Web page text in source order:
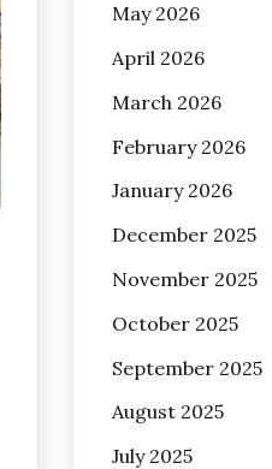
May 2026
April 2026
March 2026
February 2026
January 2026
December 2025
November 2025
October 2025
September 2025
August 2025
July 2025